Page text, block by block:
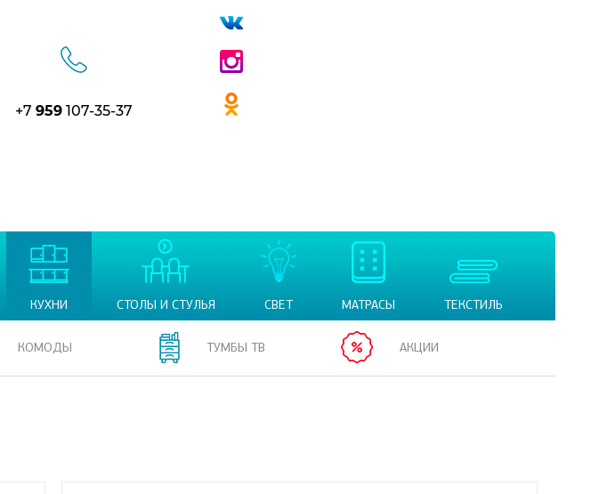
+7 959 107-35-37
КУХНИ СТОЛЫ И СТУЛЬЯ СВЕТ МАТРАСЫ ТЕКСТИЛЬ
КОМОДЫ ТУМБЫ ТВ АКЦИИ